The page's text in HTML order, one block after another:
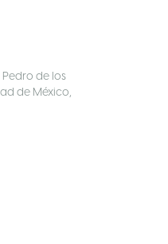
Pedro de los
de México,